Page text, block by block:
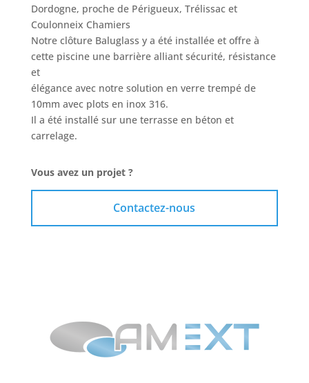
Dordogne, proche de Périgueux, Trélissac et
Coulonneix Chamiers
Notre clôture Baluglass y a été installée et offre à
cette piscine une barrière alliant sécurité, résistance
et
élégance avec notre solution en verre trempé de
10mm avec plots en inox 316.
Il a été installé sur une terrasse en béton et
carrelage.
Vous avez un projet ?
Contactez-nous